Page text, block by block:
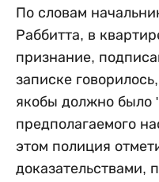
По словам
Раббитта, в
признание,
записке
якобы должно было
предполагаемого
этом полиция